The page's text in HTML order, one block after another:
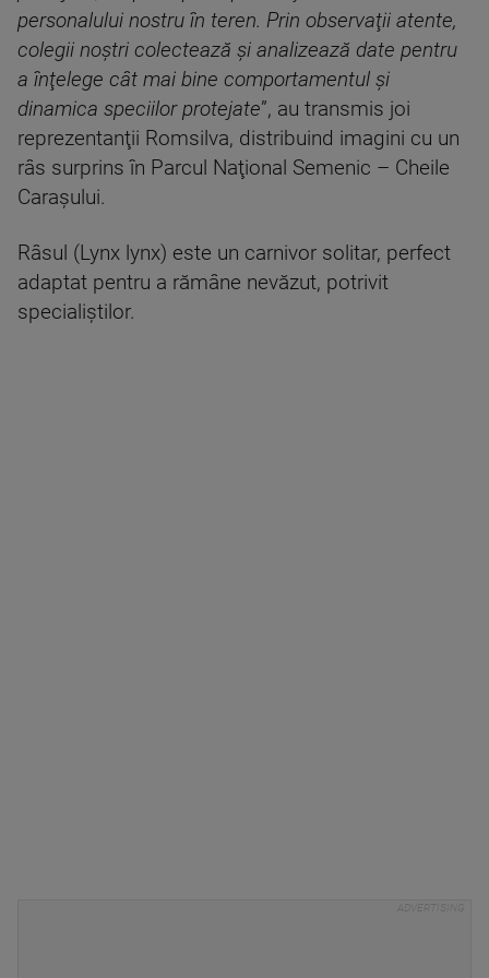
personalului nostru în teren. Prin observaţii atente,
colegii noştri colectează şi analizează date pentru
a înţelege cât mai bine comportamentul şi
dinamica speciilor protejate”, au transmis joi
reprezentanţii Romsilva, distribuind imagini cu un
râs surprins în Parcul Naţional Semenic – Cheile
Caraşului.
Râsul (Lynx lynx) este un carnivor solitar, perfect
adaptat pentru a rămâne nevăzut, potrivit
specialiștilor.